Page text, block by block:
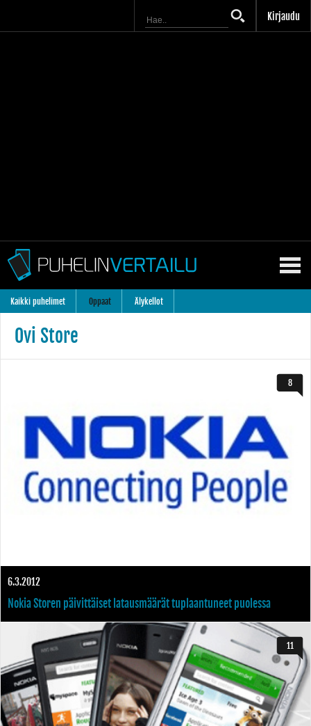
Kirjaudu
Kaikki puhelimet Oppaat Älykellot
Ovi Store
8
6.3.2012
Nokia Storen päivittäiset latausmäärät tuplaantuneet puolessa
vuodessa
11